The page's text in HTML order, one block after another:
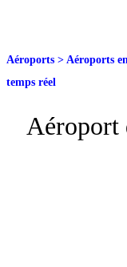
Aéroports > Aéroports
temps réel
Aéroport